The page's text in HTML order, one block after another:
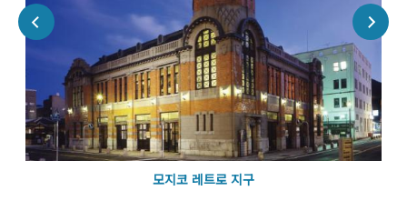
모지코 레트로 지구